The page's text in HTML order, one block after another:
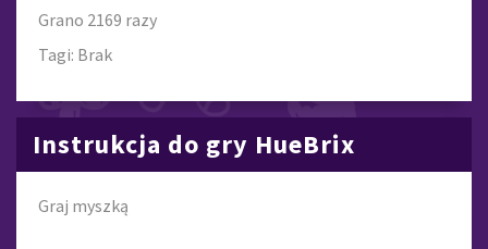
Grano 2169 razy
Tagi: Brak
Instrukcja do gry HueBrix
Graj myszką